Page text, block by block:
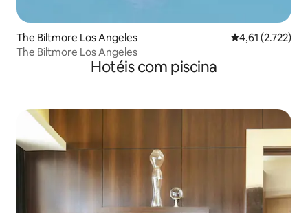
The Biltmore Los Angeles 4,61 de uma
4,61 (2.722)
The Biltmore Los Angeles
Hotéis com piscina